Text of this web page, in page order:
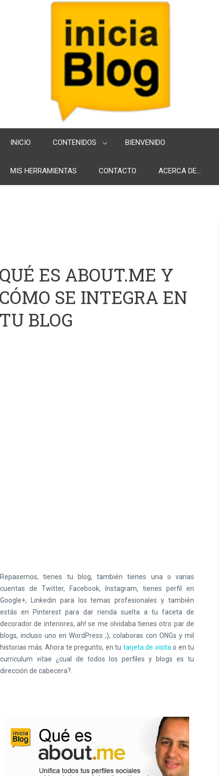
INICIO CONTENIDOS BIENVENIDO
MIS HERRAMIENTAS CONTACTO ACERCA DE...
ES ABOUT.ME Y
SE INTEGRA EN
BLOG
Repasemos, tienes tu blog, también tienes una o varias
cuentas de Twitter, Facebook, Instagram, tienes perfil en
Google+, Linkedin para los temas profesionales y también
estás en Pinterest para dar rienda suelta a tu faceta de
decorador de interiores, ah! se me olvidaba tienes otro par de
blogs, incluso uno en WordPress ;), colaboras con ONGs y mil
historias más. Ahora te pregunto, en tu tarjeta de visita o en tu
curriculum vitae ¿cual de todos los perfiles y blogs es tu
dirección de cabecera?.